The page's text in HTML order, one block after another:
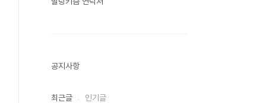
공지사항
최근글 인기글